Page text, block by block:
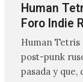
Human
Foro Indie
Human Tetris
post-punk
pasada y que,